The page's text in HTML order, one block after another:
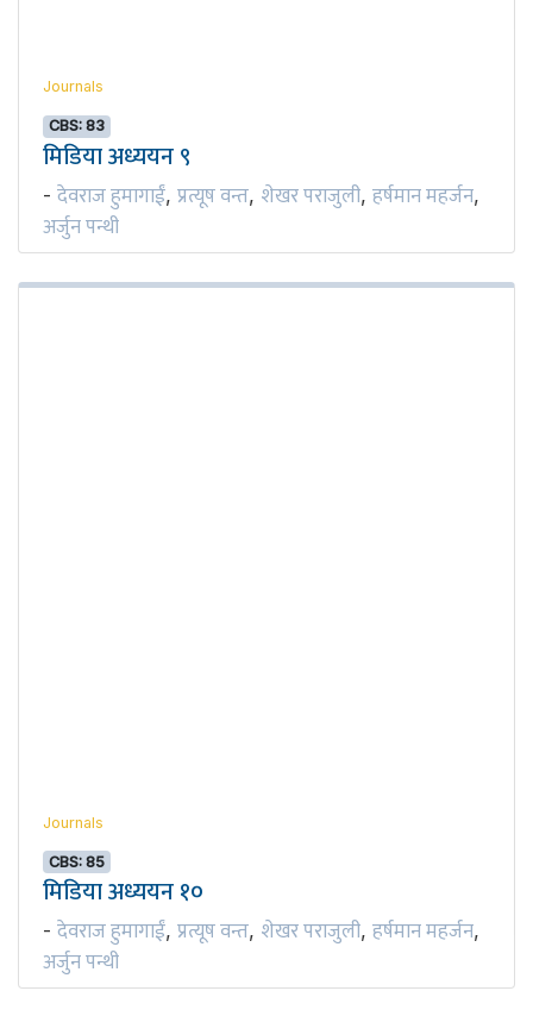
Journals
CBS: 83
मिडिया अध्ययन ९
- देवराज हुमागाईं, प्रत्यूष वन्त, शेखर पराजुली, हर्षमान महर्जन,
अर्जुन पन्थी
Journals
CBS: 85
मिडिया अध्ययन १०
- देवराज हुमागाईं, प्रत्यूष वन्त, शेखर पराजुली, हर्षमान महर्जन,
अर्जुन पन्थी